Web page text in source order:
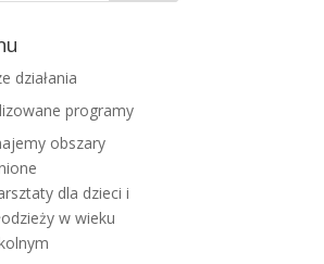
działania
programy
obszary
dla dzieci i
w wieku